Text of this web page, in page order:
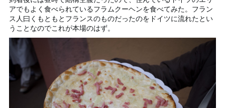
アでもよく食べられているフラムクーヘンを食べてみた。フラン
ス人曰くもともとフランスのものだったのをドイツに流れたとい
うことなのでこれが本場のはず。